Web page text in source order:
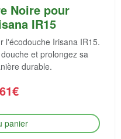
Noire pour
IR15
l'écodouche Irisana IR15.
et prolongez sa
durable.
panier